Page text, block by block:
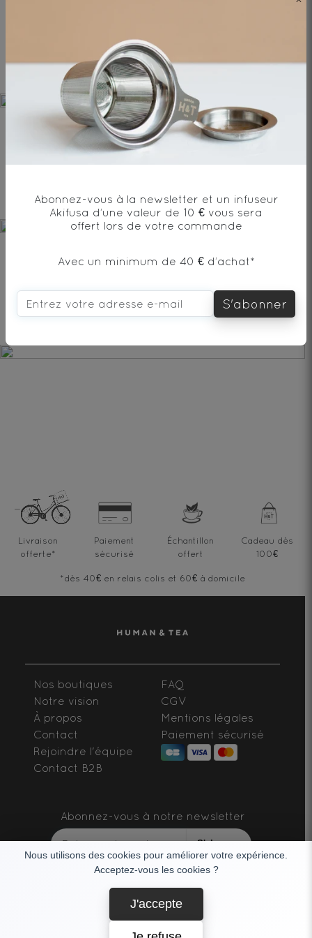
Abonnez-vous à la newsletter et un infuseur
Akifusa d’une valeur de 10 € vous sera
offert lors de votre commande
Avec un minimum de 40 € d’achat*
S'abonner
Nous utilisons des cookies pour améliorer votre expérience.
Acceptez-vous les cookies ?
J'accepte
Livraison
offerte*
Paiement
sécurisé
Échantillon
offert
Cadeau dès
100€
*dès 40€ en relais colis et 60€ à domicile
Nos boutiques
Notre vision
À propos
Contact
Rejoindre l'équipe
Contact B2B
FAQ
CGV
Mentions légales
Paiement sécurisé
Abonnez-vous à notre newsletter
S'abonner